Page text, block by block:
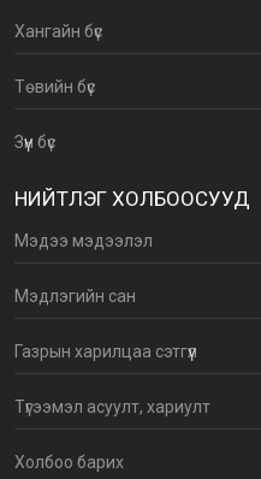
Хангайн бүс
Төвийн бүс
Зүүн бүс
НИЙТЛЭГ ХОЛБООСУУД
Мэдээ мэдээлэл
Мэдлэгийн сан
Газрын харилцаа сэтгүүл
Түгээмэл асуулт, хариулт
Холбоо барих